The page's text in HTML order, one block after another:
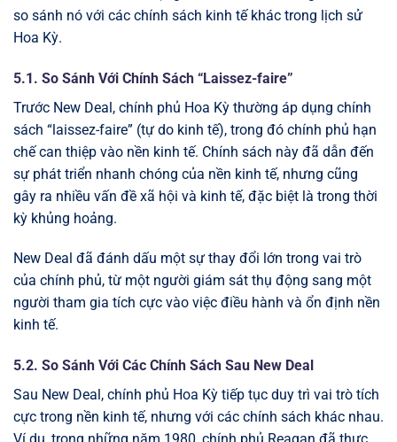
so sánh nó với các chính sách kinh tế khác trong lịch sử
Hoa Kỳ.
5.1. So Sánh Với Chính Sách “Laissez-faire”
Trước New Deal, chính phủ Hoa Kỳ thường áp dụng chính
sách “laissez-faire” (tự do kinh tế), trong đó chính phủ hạn
chế can thiệp vào nền kinh tế. Chính sách này đã dẫn đến
sự phát triển nhanh chóng của nền kinh tế, nhưng cũng
gây ra nhiều vấn đề xã hội và kinh tế, đặc biệt là trong thời
kỳ khủng hoảng.
New Deal đã đánh dấu một sự thay đổi lớn trong vai trò
của chính phủ, từ một người giám sát thụ động sang một
người tham gia tích cực vào việc điều hành và ổn định nền
kinh tế.
5.2. So Sánh Với Các Chính Sách Sau New Deal
Sau New Deal, chính phủ Hoa Kỳ tiếp tục duy trì vai trò tích
cực trong nền kinh tế, nhưng với các chính sách khác nhau.